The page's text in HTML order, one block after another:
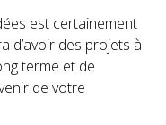
est certainement
d’avoir des projets à
terme et de
de votre